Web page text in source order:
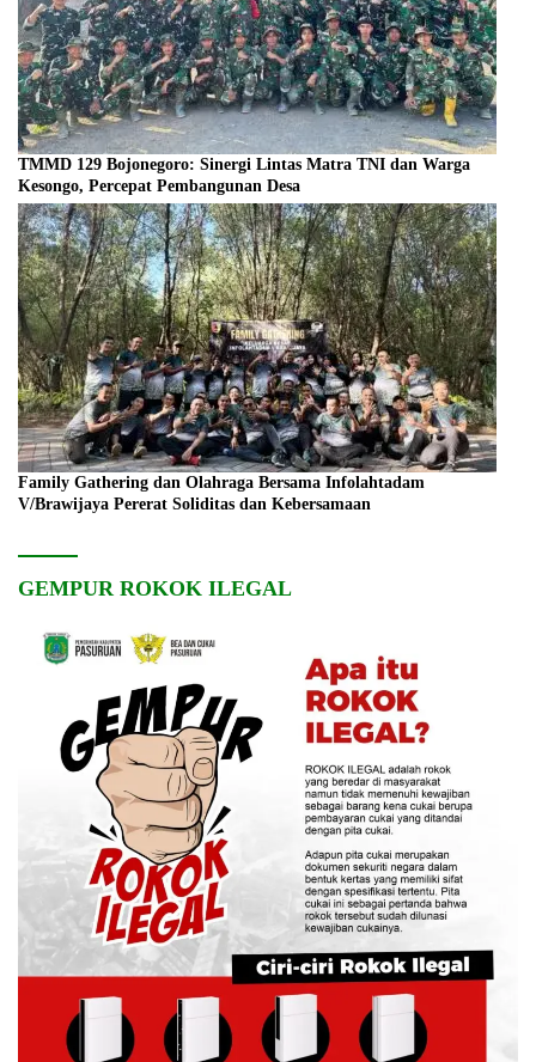
TMMD 129 Bojonegoro: Sinergi Lintas Matra TNI dan Warga
Kesongo, Percepat Pembangunan Desa
Family Gathering dan Olahraga Bersama Infolahtadam
V/Brawijaya Pererat Soliditas dan Kebersamaan
GEMPUR ROKOK ILEGAL